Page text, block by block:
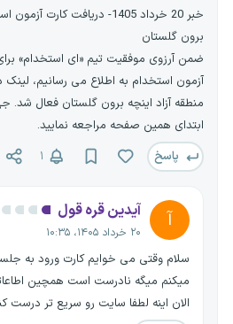
خبر 20 خرداد 1405- دریافت
برون گلستان
ضمن آرزوی موفقیت تیم «ای استخدام»
آزمون استخدام به اطلاع می رسانیم،
منطقه آزاد اینچه برون گلستان فعال شد.
ابتدای همین صفحه مراجعه نمایید.
پاسخ
۱
آ آیدین قره قول
۲۰ خرداد ۱۴۰۵، ۱۰:۳۵
سلام وقتی می خوایم کارت ورود به
میکنم میگه نادرست است همچین
الان اینه لطفا سایت رو سریع تر درست